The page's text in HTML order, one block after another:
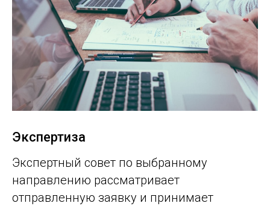
Экспертиза
Экспертный совет по выбранному
направлению рассматривает
отправленную заявку и принимает